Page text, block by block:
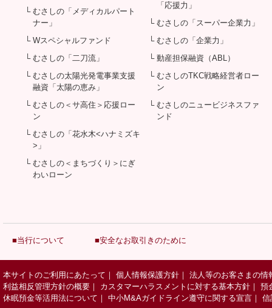
└ むさしの「メディカルパート
ナー」
└ Wスペシャルファンド
└ むさしの「二刀流」
└ むさしの太陽光発電事業支援
融資「太陽の恵み」
└ むさしの＜サ高住＞応援ロー
ン
└ むさしの「花水木<ハナミズキ
>」
└ むさしの＜まちづくり＞にぎ
わいローン
「応援力」
└ むさしの「スーパー企業力」
└ むさしの「企業力」
└ 動産担保融資（ABL）
└ むさしのTKC戦略経営者ロー
ン
└ むさしのニュービジネスファ
ンド
■当行について ■安全なお取引きのために
本サイトのご利用にあたって ｜ 個人情報保護方針 ｜
法人等のお客さまの情
利益相反管理方針の概要 ｜ カスタマーハラスメントに対する基本方針 ｜
預
休眠預金等活用法について ｜ 中小M&Aガイドライン遵守に関する宣言 ｜ 信